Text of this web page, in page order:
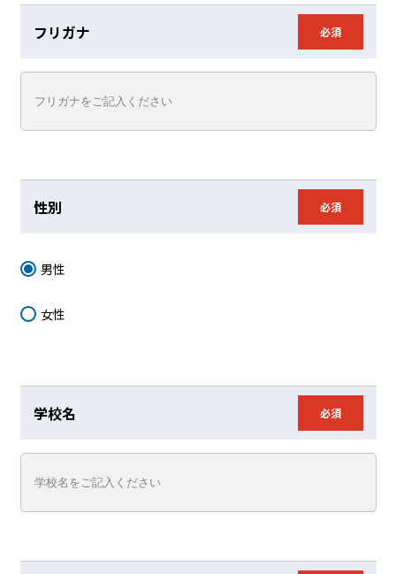
必須
フリガナ
必須
性別
男性
女性
必須
学校名